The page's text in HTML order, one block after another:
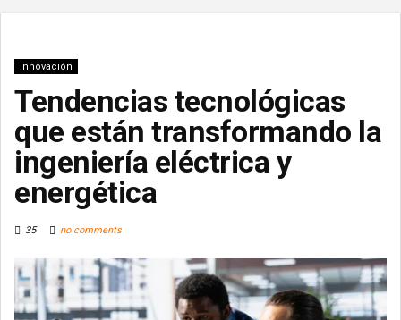
Innovación
Tendencias tecnológicas
que están transformando la
ingeniería eléctrica y
energética
35 no comments